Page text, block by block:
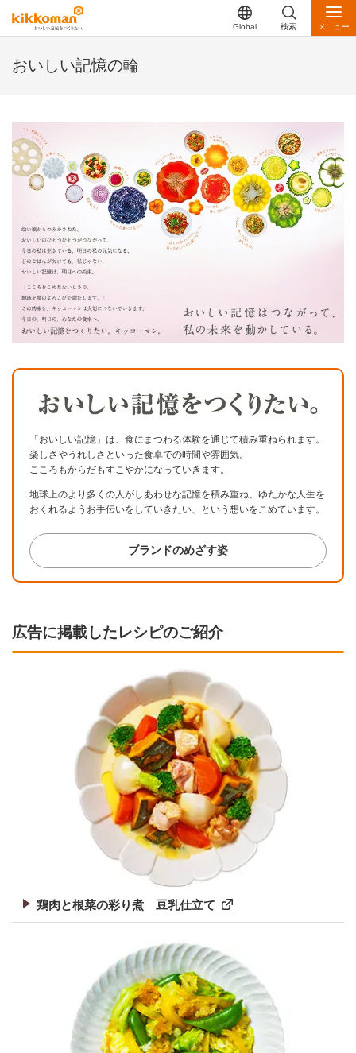
Global 検索 メニュー
おいしい記憶の輪
「おいしい記憶」は、食にまつわる体験を通じて積み重ねられます。
楽しさやうれしさといった食卓での時間や雰囲気。
こころもからだもすこやかになっていきます。
地球上のより多くの人がしあわせな記憶を積み重ね、 ゆたかな人生を
おくれるようお手伝いをしていきたい、
という想いをこめています。
ブランドのめざす姿
広告に掲載したレシピのご紹介
鶏肉と根菜の彩り煮 豆乳仕立て